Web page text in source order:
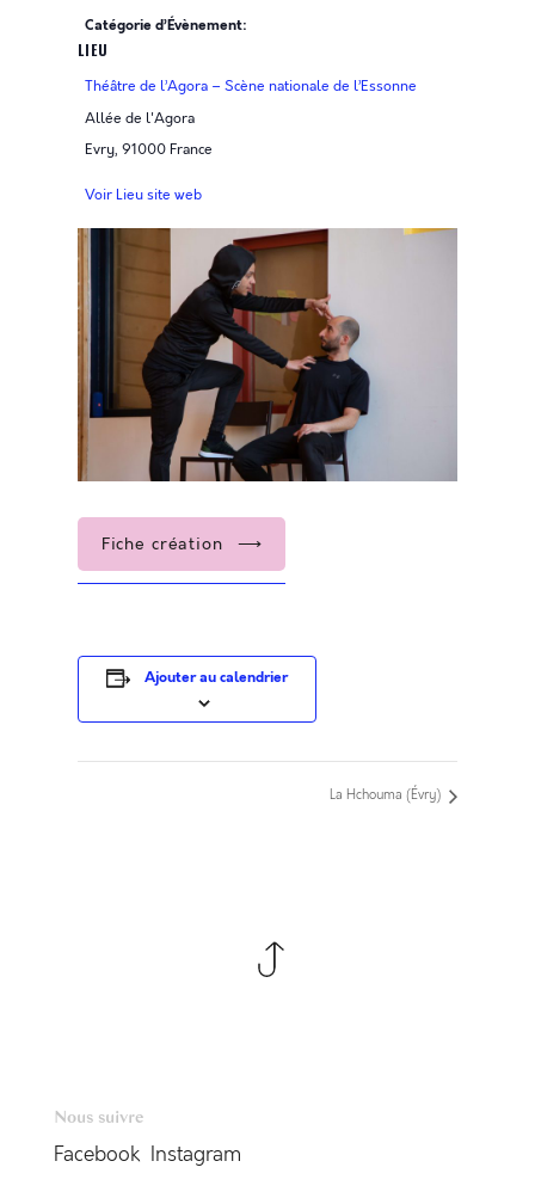
Catégorie d’Évènement:
LIEU
Théâtre de l’Agora – Scène nationale de l’Essonne
Allée de l'Agora
Evry, 91000 France
Voir Lieu site web
Fiche création
Ajouter au calendrier
La Hchouma (Évry)
Nous suivre
Facebook Instagram